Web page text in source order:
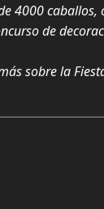
4000 caballos,
de
sobre la